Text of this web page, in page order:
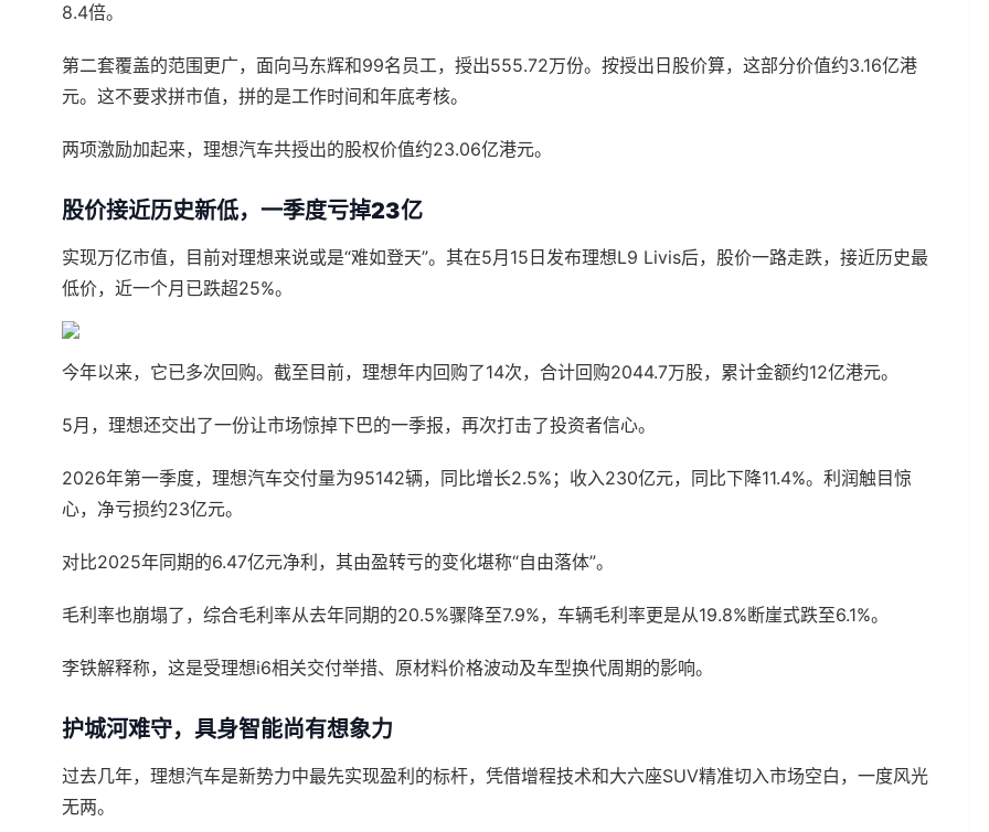
8.4倍。
第二套覆盖的范围更广，面向马东辉和99名员工，授出555.72万份。按授出日股价算，这部分价值约3.16亿港
元。这不要求拼市值，拼的是工作时间和年底考核。
两项激励加起来，理想汽车共授出的股权价值约23.06亿港元。
股价接近历史新低，一季度亏掉23亿
实现万亿市值，目前对理想来说或是“难如登天”。其在5月15日发布理想L9 Livis后，股价一路走跌，接近历史最
低价，近一个月已跌超25%。
今年以来，它已多次回购。截至目前，理想年内回购了14次，合计回购2044.7万股，累计金额约12亿港元。
5月，理想还交出了一份让市场惊掉下巴的一季报，再次打击了投资者信心。
2026年第一季度，理想汽车交付量为95142辆，同比增长2.5%；收入230亿元，同比下降11.4%。利润触目惊
心，净亏损约23亿元。
对比2025年同期的6.47亿元净利，其由盈转亏的变化堪称“自由落体”。
毛利率也崩塌了，综合毛利率从去年同期的20.5%骤降至7.9%，车辆毛利率更是从19.8%断崖式跌至6.1%。
李铁解释称，这是受理想i6相关交付举措、原材料价格波动及车型换代周期的影响。
护城河难守，具身智能尚有想象力
过去几年，理想汽车是新势力中最先实现盈利的标杆，凭借增程技术和大六座SUV精准切入市场空白，一度风光
无两。